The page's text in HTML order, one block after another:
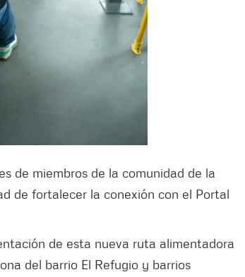
de miembros de la comunidad de la
de fortalecer la conexión con el Portal
de esta nueva ruta alimentadora
del barrio El Refugio y barrios